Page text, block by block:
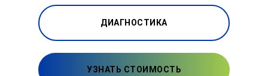
ДИАГНОСТИКА
УЗНАТЬ СТОИМОСТЬ